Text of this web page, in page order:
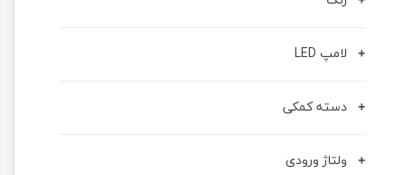
لامپ LED
دسته کمکی
ولتاژ ورودی